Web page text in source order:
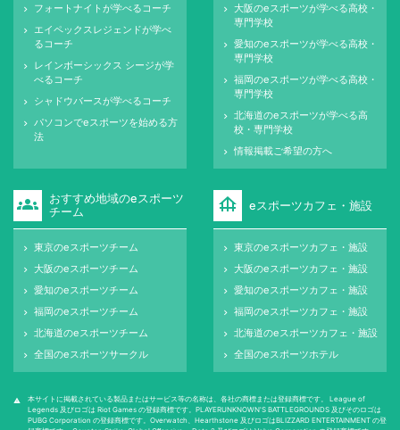
keyboard_arrow_right フォートナイトが学べるコーチ
keyboard_arrow_right
エイペックスレジェンドが学べ
るコーチ
keyboard_arrow_right
レインボーシックス シージが学
べるコーチ
keyboard_arrow_right シャドウバースが学べるコーチ
keyboard_arrow_right
パソコンでeスポーツを始める方
法
keyboard_arrow_right
大阪のeスポーツが学べる高校・
専門学校
keyboard_arrow_right
愛知のeスポーツが学べる高校・
専門学校
keyboard_arrow_right
福岡のeスポーツが学べる高校・
専門学校
keyboard_arrow_right
北海道のeスポーツが学べる高
校・専門学校
keyboard_arrow_right 情報掲載ご希望の方へ
groups
おすすめ地域のeスポーツ
チーム
keyboard_arrow_right 東京のeスポーツチーム
keyboard_arrow_right 大阪のeスポーツチーム
keyboard_arrow_right 愛知のeスポーツチーム
keyboard_arrow_right 福岡のeスポーツチーム
keyboard_arrow_right 北海道のeスポーツチーム
keyboard_arrow_right 全国のeスポーツサークル
foundation eスポーツカフェ・施設
keyboard_arrow_right 東京のeスポーツカフェ・施設
keyboard_arrow_right 大阪のeスポーツカフェ・施設
keyboard_arrow_right 愛知のeスポーツカフェ・施設
keyboard_arrow_right 福岡のeスポーツカフェ・施設
keyboard_arrow_right 北海道のeスポーツカフェ・施設
keyboard_arrow_right 全国のeスポーツホテル
warning
本サイトに掲載されている製品またはサービス等の名称は、各社の商標または登録商標です。 League of
Legends 及びロゴは Riot Games の登録商標です。PLAYERUNKNOWN'S BATTLEGROUNDS 及びそのロゴは
PUBG Corporation の登録商標です。Overwatch、Hearthstone 及びロゴはBLIZZARD ENTERTAINMENT の登